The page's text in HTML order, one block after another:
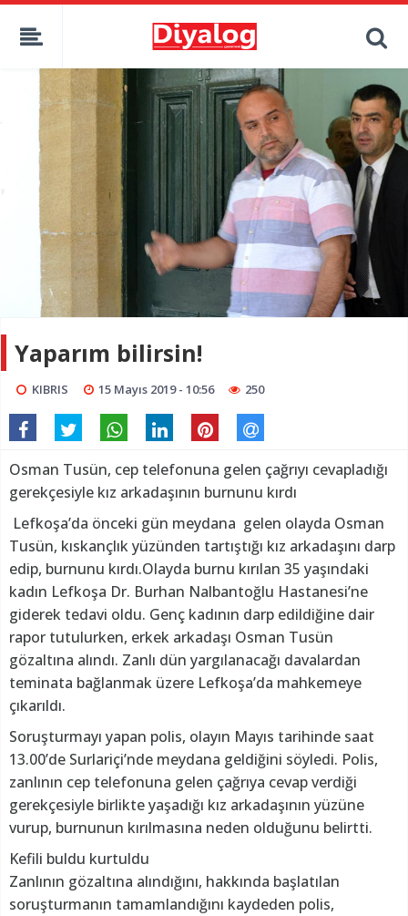
Yaparım bilirsin!
KIBRIS 15 Mayıs 2019 - 10:56 250
Osman Tusün, cep telefonuna gelen çağrıyı cevapladığı
gerekçesiyle kız arkadaşının burnunu kırdı
Lefkoşa’da önceki gün meydana gelen olayda Osman
Tusün, kıskançlık yüzünden tartıştığı kız arkadaşını darp
edip, burnunu kırdı.Olayda burnu kırılan 35 yaşındaki
kadın Lefkoşa Dr. Burhan Nalbantoğlu Hastanesi’ne
giderek tedavi oldu. Genç kadının darp edildiğine dair
rapor tutulurken, erkek arkadaşı Osman Tusün
gözaltına alındı. Zanlı dün yargılanacağı davalardan
teminata bağlanmak üzere Lefkoşa’da mahkemeye
çıkarıldı.
Soruşturmayı yapan polis, olayın Mayıs tarihinde saat
13.00’de Surlariçi’nde meydana geldiğini söyledi. Polis,
zanlının cep telefonuna gelen çağrıya cevap verdiği
gerekçesiyle birlikte yaşadığı kız arkadaşının yüzüne
vurup, burnunun kırılmasına neden olduğunu belirtti.
Kefili buldu kurtuldu
Zanlının gözaltına alındığını, hakkında başlatılan
soruşturmanın tamamlandığını kaydeden polis,